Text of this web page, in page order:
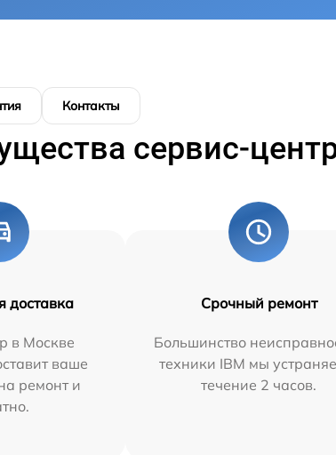
Контакты
сервис-
доставка
в Москве
ваше
ремонт и
Срочный ремонт
Большинство
техники IBM мы
течение 2 часов.